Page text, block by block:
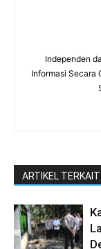
Independen
Informasi Secara
ARTIKEL TERKAIT